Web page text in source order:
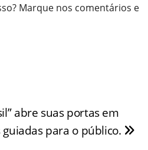
Marque nos comentários e
abre suas portas em
para o público.